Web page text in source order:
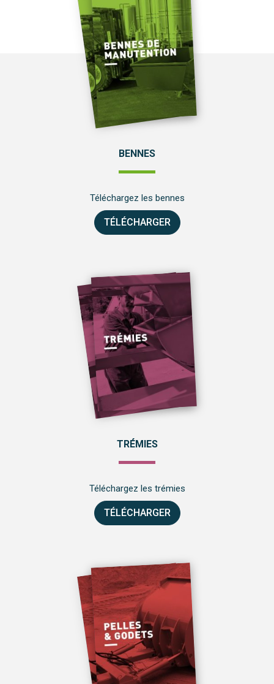
BENNES
Téléchargez les bennes
TÉLÉCHARGER
TRÉMIES
Téléchargez les trémies
TÉLÉCHARGER